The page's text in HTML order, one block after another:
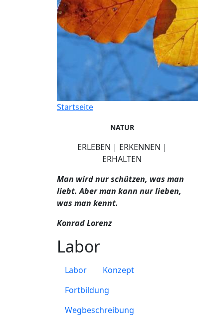
Startseite
NATUR
ERLEBEN | ERKENNEN |
ERHALTEN
Man wird nur schützen, was man
liebt. Aber man kann nur lieben,
was man kennt.
Konrad Lorenz
Labor
Labor
Konzept
Fortbildung
Wegbeschreibung